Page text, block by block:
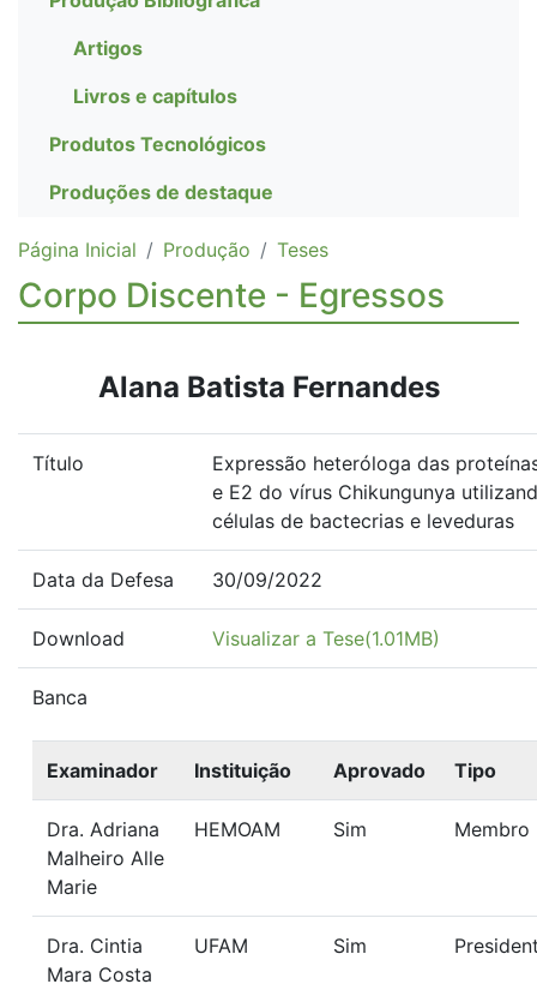
Artigos
Livros e capítulos
Produtos Tecnológicos
Produções de destaque
Página Inicial Produção Teses
Corpo Discente - Egressos
Alana Batista Fernandes
Título
Expressão heteróloga das
e E2 do vírus Chikungunya
células de bactecrias e leveduras
Data da Defesa 30/09/2022
Download Visualizar a Tese(1.01MB)
Banca
Examinador Instituição Aprovado Tipo
Dra. Adriana
Malheiro Alle
Marie
HEMOAM Sim Membro
Dra. Cintia
Mara Costa
UFAM Sim